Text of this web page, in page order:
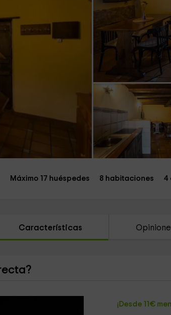
Máximo 17 huéspedes 8 habitaciones 4
Características
¡Desde 11€